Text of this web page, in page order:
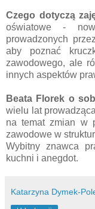
Czego dotyczą
oświatowe -
prowadzonych
aby poznać
zawodowego, ale
innych aspektów
Beata Florek o
wielu lat
na temat zmian w
zawodowe w
Wybitny znawca
kuchni i anegdot.
Katarzyna Dymek-